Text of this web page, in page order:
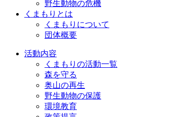
野生動物の危機
くまもりとは
くまもりについて
団体概要
活動内容
くまもりの活動一覧
森を守る
奥山の再生
野生動物の保護
環境教育